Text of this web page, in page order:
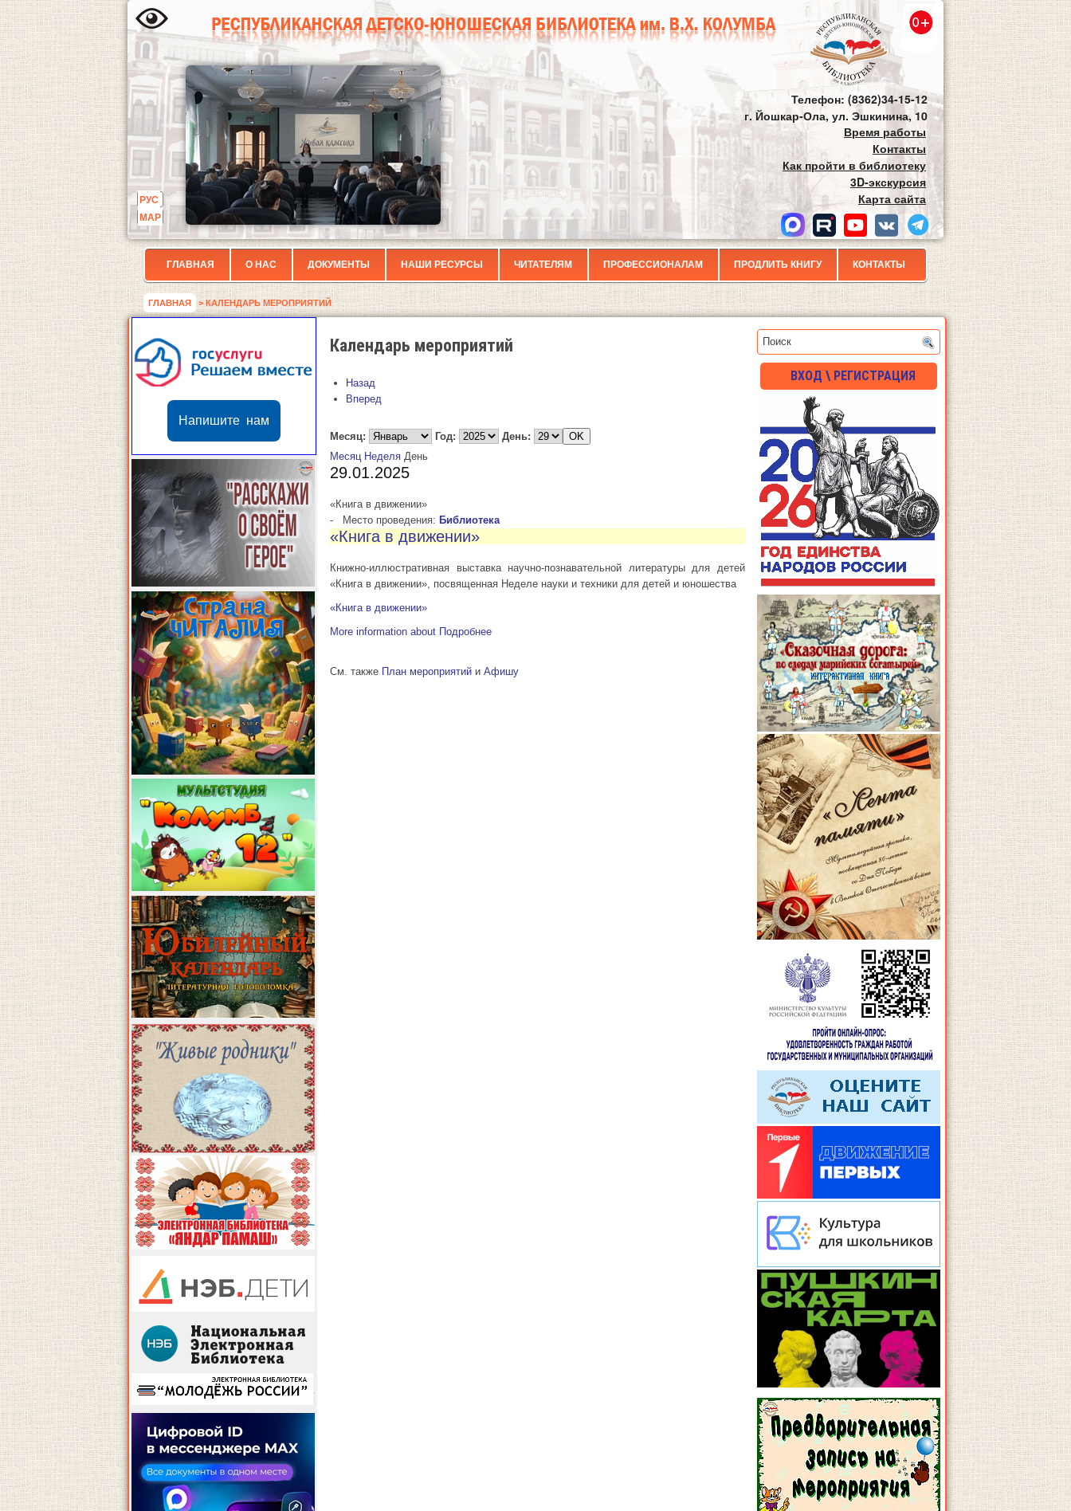
РУС
МАР
Телефон: (8362)34-15-12
г. Йошкар-Ола, ул. Эшкинина, 10
Время работы
Контакты
Как пройти в библиотеку
3D-экскурсия
Карта сайта
ГЛАВНАЯ О НАС ДОКУМЕНТЫ НАШИ РЕСУРСЫ ЧИТАТЕЛЯМ ПРОФЕССИОНАЛАМ ПРОДЛИТЬ КНИГУ КОНТАКТЫ
ГЛАВНАЯ > КАЛЕНДАРЬ МЕРОПРИЯТИЙ
Напишите нам
Календарь мероприятий
Назад
Вперед
Месяц: Год:
День:
Месяц Неделя День
29.01.2025
«Книга в движении»
-
Место проведения: Библиотека
«Книга в движении»
Книжно-иллюстративная выставка научно-познавательной литературы для детей
«Книга в движении», посвященная Неделе науки и техники для детей и юношества
«Книга в движении»
More information about Подробнее
См. также План мероприятий и Афишу
ВХОД \ РЕГИСТРАЦИЯ